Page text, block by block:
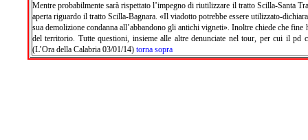
Mentre probabilmente sarà rispettato l’impegno di riutilizzare il tratto Scilla-Santa
aperta riguardo il tratto Scilla-Bagnara. «Il viadotto potrebbe essere utilizzato-
sua demolizione condanna all’abbandono gli antichi vigneti». Inoltre chiede che
del territorio. Tutte questioni, insieme alle altre denunciate nel tour, per cui il pd
(L’Ora della Calabria 03/01/14) torna sopra